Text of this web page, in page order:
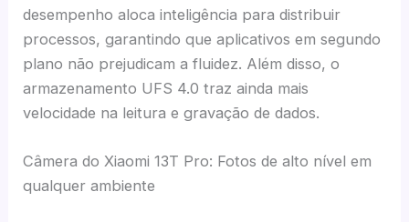
desempenho aloca inteligência para distribuir
processos, garantindo que aplicativos em segundo
plano não prejudicam a fluidez. Além disso, o
armazenamento UFS 4.0 traz ainda mais
velocidade na leitura e gravação de dados.
Câmera do Xiaomi 13T Pro: Fotos de alto nível em
qualquer ambiente